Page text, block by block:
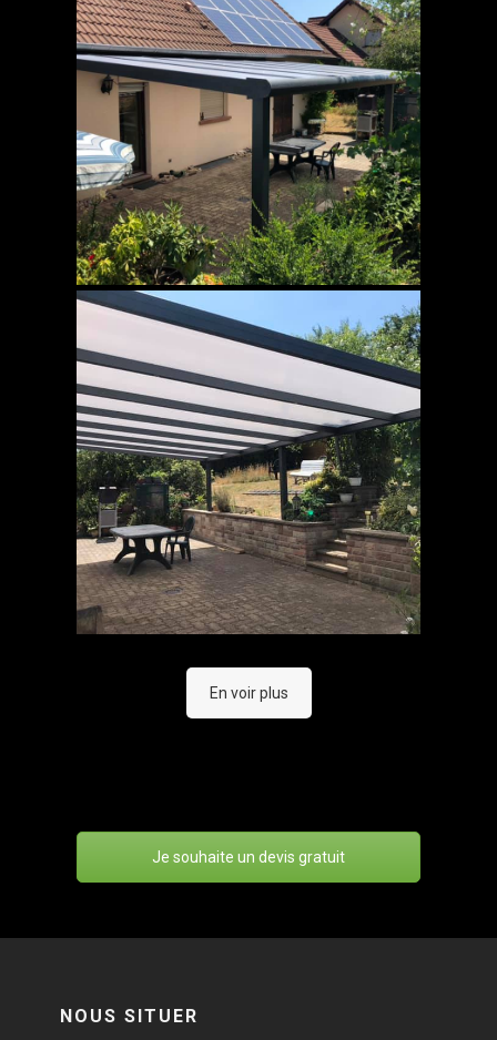
En voir plus
Je souhaite un devis gratuit
NOUS SITUER